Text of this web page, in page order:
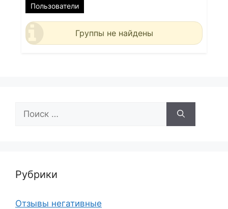
Пользователи
Группы не найдены
Рубрики
Отзывы негативные